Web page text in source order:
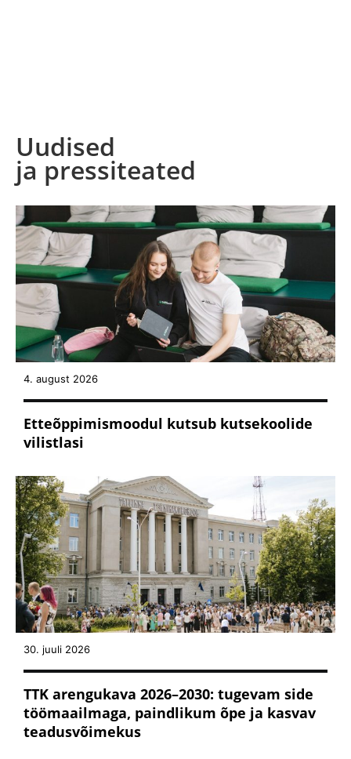
Uudised
ja pressiteated
4. august 2026
Etteõppimismoodul kutsub kutsekoolide
vilistlasi
30. juuli 2026
TTK arengukava 2026–2030: tugevam side
töömaailmaga, paindlikum õpe ja kasvav
teadusvõimekus